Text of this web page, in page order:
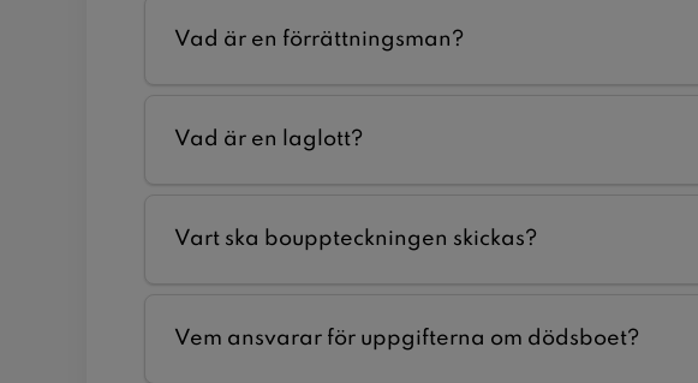
Vad är en förrättningsman?
Vad är en laglott?
Vart ska bouppteckningen skickas?
Vem ansvarar för uppgifterna om dödsboet?